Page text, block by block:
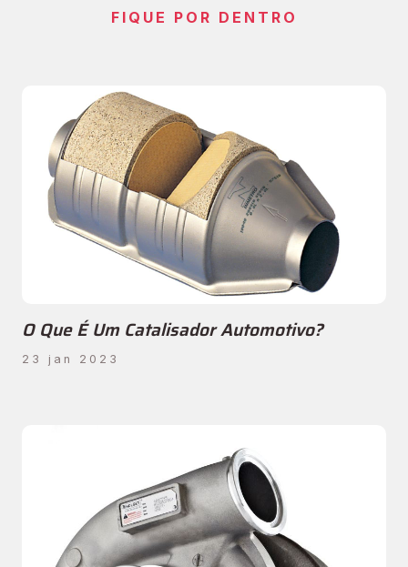
FIQUE POR DENTRO
O Que É Um Catalisador Automotivo?
23 jan 2023